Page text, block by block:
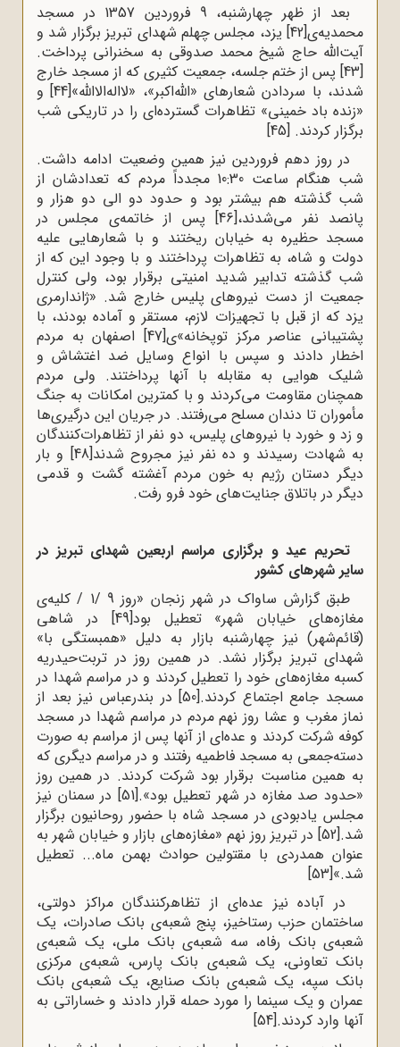
بعد از ظهر چهارشنبه، 9 فروردین 1357 در مسجد
محمدیه‌ی[42]
یزد، مجلس چهلم شهدای تبریز برگزار شد و
آیت‌الله حاج شیخ محمد صدوقی به سخنرانی پرداخت.
[43]
پس از ختم جلسه، جمعیت کثیری که از مسجد خارج
‌شدند، با سردادن شعارهای «الله‌اکبر»، «لااله‌الاالله»[44]
و
«زنده باد خمینی» تظاهرات گسترده‌ای را در تاریکی شب
برگزار کردند. [45]
در روز دهم فروردین نیز همین وضعیت ادامه داشت.
شب هنگام ساعت 10:30 مجدداً مردم که تعدادشان از
شب گذشته هم بیشتر بود و حدود دو الی دو هزار و
پانصد نفر می‌شدند،[46]
پس از خاتمه‌ی مجلس در
مسجد حظیره به خیابان ریختند و با شعارهایی علیه
دولت و شاه، به تظاهرات پرداختند و با وجود این که از
شب گذشته تدابیر شدید امنیتی برقرار بود، ولی کنترل
جمعیت از دست نیروهای پلیس خارج شد. «ژاندارمری
یزد که از قبل با تجهیزات لازم، مستقر و آماده بودند، با
پشتیبانی عناصر مرکز توپخانه»ی[47]
اصفهان به مردم
اخطار دادند و سپس با انواع وسایل ضد اغتشاش و
شلیک هوایی به مقابله با آنها پرداختند. ولی مردم
همچنان مقاومت می‌کردند و با کمترین امکانات به جنگ
مأموران تا دندان مسلح می‌رفتند. در جریان این درگیری‌ها
و زد و خورد با نیروهای پلیس، دو نفر از تظاهرات‌کنندگان
به شهادت رسیدند و ده نفر نیز مجروح شدند[48]
و بار
دیگر دستان رژیم به خون مردم آغشته گشت و قدمی
دیگر در باتلاق جنایت‌های خود فرو رفت.
تحریم عید و برگزاری مراسم اربعین شهدای تبریز در
سایر شهرهای کشور
طبق گزارش ساواک در شهر زنجان‌ «روز 9 /1 / کلیه‌ی‌
مغازه‌های‌ خیابان‌ شهر» تعطیل‌ بود[49]
در شاهی‌
(قائم‌شهر) نیز چهارشنبه‌ بازار به‌ دلیل‌ «همبستگی‌ با»
شهدای‌ تبریز برگزار نشد. در همین‌ روز در تربت‌حیدریه‌
کسبه‌ مغازه‌های‌ خود را تعطیل‌ کردند و در مراسم‌ شهدا در
مسجد جامع‌ اجتماع‌ کردند.[50]
در بندرعباس‌ نیز بعد از
نماز مغرب‌ و عشا روز نهم‌ مردم‌ در مراسم‌ شهدا در مسجد
کوفه‌ شرکت‌ کردند و عده‌ای‌ از آنها پس‌ از مراسم‌ به‌ صورت‌
دسته‌جمعی‌ به‌ مسجد فاطمیه‌ رفتند و در مراسم‌ دیگری‌ که‌
به‌ همین‌ مناسبت‌ برقرار بود شرکت‌ کردند. در همین‌ روز
«حدود صد مغازه‌ در شهر تعطیل‌ بود».[51]
در سمنان‌ نیز
مجلس‌ یادبودی‌ در مسجد شاه‌ با حضور روحانیون‌ برگزار
شد.[52]
در تبریز روز نهم‌ «مغازه‌های‌ بازار و خیابان‌ شهر به‌
عنوان‌ همدردی‌ با مقتولین‌ حوادث‌ بهمن‌ ماه‌... تعطیل‌
شد.»[53]
در آباده‌ نیز عده‌ای‌ از تظاهرکنندگان‌ مراکز دولتی‌،
ساختمان‌ حزب‌ رستاخیز، پنج‌ شعبه‌ی‌ بانک‌ صادرات‌، یک‌
شعبه‌ی‌ بانک‌ رفاه‌، سه‌ شعبه‌ی‌ بانک‌ ملی‌، یک‌ شعبه‌ی‌
بانک‌ تعاونی‌، یک‌ شعبه‌ی‌ بانک‌ پارس‌، شعبه‌ی‌ مرکزی‌
بانک‌ سپه‌، یک‌ شعبه‌ی‌ بانک‌ صنایع‌، یک‌ شعبه‌ی‌ بانک‌
عمران‌ و یک‌ سینما را مورد حمله‌ قرار دادند و خساراتی‌ به‌
آنها وارد کردند.[54]